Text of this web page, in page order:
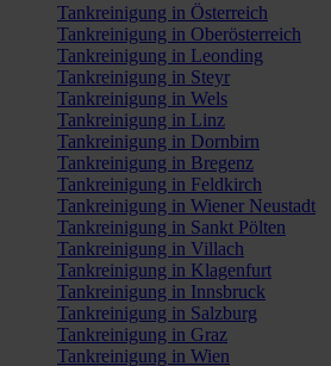
Tankreinigung in Österreich
Tankreinigung in Oberösterreich
Tankreinigung in Leonding
Tankreinigung in Steyr
Tankreinigung in Wels
Tankreinigung in Linz
Tankreinigung in Dornbirn
Tankreinigung in Bregenz
Tankreinigung in Feldkirch
Tankreinigung in Wiener Neustadt
Tankreinigung in Sankt Pölten
Tankreinigung in Villach
Tankreinigung in Klagenfurt
Tankreinigung in Innsbruck
Tankreinigung in Salzburg
Tankreinigung in Graz
Tankreinigung in Wien